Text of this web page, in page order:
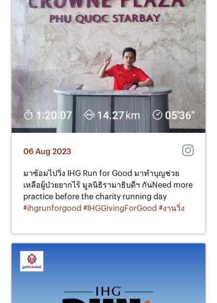
มาซ้อมไปวิ่ง IHG Run for Good มาทำบุญช่วย
เหลือผู้ป่วยยากไร้ มูลนิธิรามาธิบดีฯ กันNeed more
practice before the charity running day
#ihgrunforgood #IHGGivingForGood #งานวิ่ง
06 Aug 2023